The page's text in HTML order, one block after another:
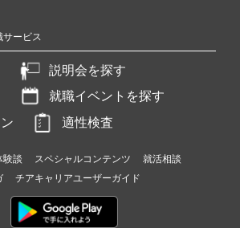
サービス
説明会を探す
就職イベントを探す
適性検査
験談 スペシャルコンテンツ
就活相談
チアキャリアユーザーガイド